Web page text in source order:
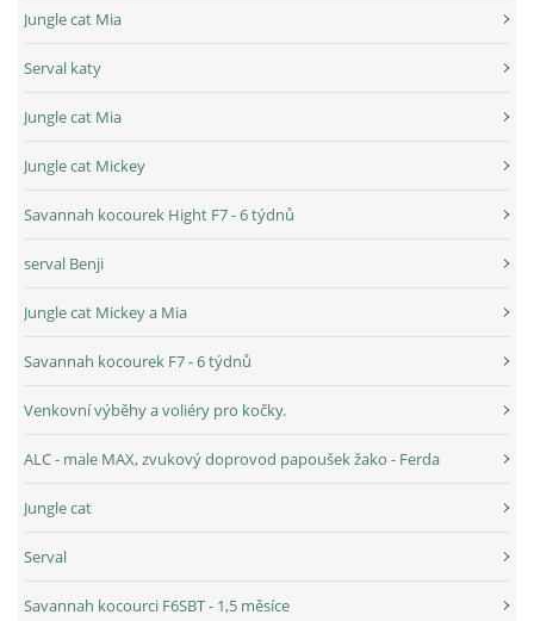
Jungle cat Mia
Serval katy
Jungle cat Mia
Jungle cat Mickey
Savannah kocourek Hight F7 - 6 týdnů
serval Benji
Jungle cat Mickey a Mia
Savannah kocourek F7 - 6 týdnů
Venkovní výběhy a voliéry pro kočky.
ALC - male MAX, zvukový doprovod papoušek žako - Ferda
Jungle cat
Serval
Savannah kocourci F6SBT - 1,5 měsíce